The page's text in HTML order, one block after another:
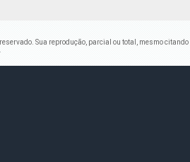
reservado. Sua reprodução, parcial ou total, mesmo